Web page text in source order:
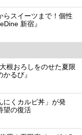
らスイーツまで！個性
新宿』
根おろしをのせた夏限
るび』
にくカルビ丼」が発
望の復活